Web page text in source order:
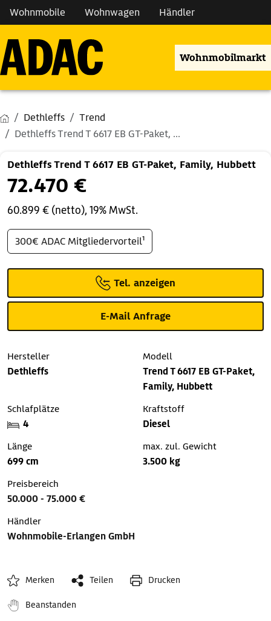
Wohnmobile Wohnwagen Händler
Wohnmobilmarkt
Dethleffs
Trend
Dethleffs Trend T 6617 EB GT-Paket, ...
Dethleffs Trend T 6617 EB GT-Paket, Family, Hubbett
72.470 €
60.899 € (netto), 19% MwSt.
300€ ADAC Mitgliedervorteil¹
Tel. anzeigen
E-Mail Anfrage
Hersteller
Dethleffs
Modell
Trend T 6617 EB GT-Paket,
Family, Hubbett
Schlafplätze
4
Kraftstoff
Diesel
Länge
699 cm
max. zul. Gewicht
3.500 kg
Preisbereich
50.000 - 75.000 €
Händler
Wohnmobile-Erlangen GmbH
Merken Teilen Drucken
Beanstanden